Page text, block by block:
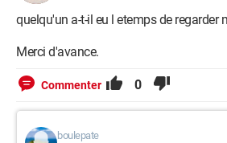
quelqu'un a-t-il eu l etemps de regarder
Merci d'avance.
Commenter 0
boulepate